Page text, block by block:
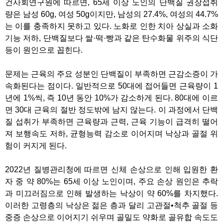
건사회연구원에 따르면, 65세 이상 노인의 단백질 권장섭취
량은 남성 60g, 여성 50g이지만, 남성의 27.4%, 여성의 44.7%
는 이를 충족하지 못하고 있다. 노화로 인한 치아 상실과 소화
기능 저하, 단백질보다 쌀·떡·빵과 같은 탄수화물 위주의 식단
등이 원인으로 꼽힌다.
문제는 근육의 주요 성분인 단백질이 부족하면 근감소증이 가
속화된다는 점이다. 일반적으로 50대에 접어들면 근육량이 1
년에 1%씩, 즉 10년 동안 10%가 감소하게 된다. 80대에 이르
면 30대 근육의 절반 정도밖에 남지 않는다. 이 과정에서 단백
질 섭취가 부족하면 근육량과 근력, 근육 기능이 급격히 떨어
져 보행속도 저하, 균형능력 감소로 이어지며 낙상과 골절 위
험이 커지게 된다.
2022년 질병관리청에 따르면 신체 손상으로 인해 입원한 환
자 중 약 80%는 65세 이상 노인이며, 주요 손상 원인은 추락
과 미끄러짐으로 인해 발생하는 낙상이 약 60%를 차지했다.
이러한 고령층의 낙상은 젊은 층과 달리 고관절•척추 골절 등
중증 손상으로 이어지기 쉬우며 골밀도 약화로 골유합 속도도